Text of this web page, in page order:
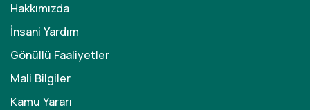
Hakkımızda
İnsani Yardım
Gönüllü Faaliyetler
Mali Bilgiler
Kamu Yararı